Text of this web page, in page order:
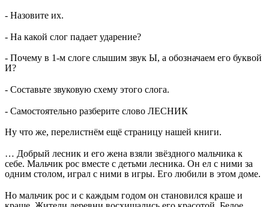
- Назовите их.
- На какой слог падает ударение?
- Почему в 1-м слоге слышим звук Ы, а обозначаем его буквой
И?
- Составьте звуковую схему этого слога.
- Самостоятельно разберите слово ЛЕСНИК
Ну что же, перелистнём ещё страницу нашей книги.
… Добрый лесник и его жена взяли звёздного мальчика к
себе. Мальчик рос вместе с детьми лесника. Он ел с ними за
одним столом, играл с ними в игры. Его любили в этом доме.
Но мальчик рос и с каждым годом он становился краше и